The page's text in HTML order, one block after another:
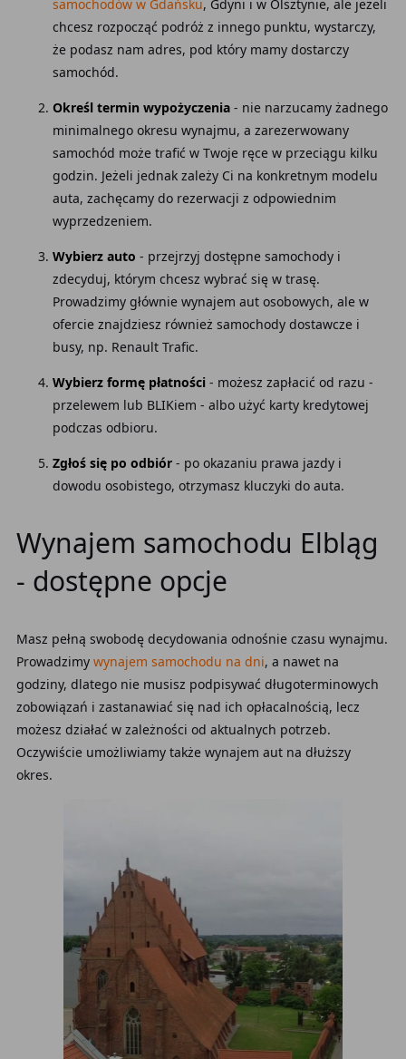
samochodów w Gdańsku, Gdyni i w Olsztynie, ale jeżeli
chcesz rozpocząć podróż z innego punktu, wystarczy,
że podasz nam adres, pod który mamy dostarczy
samochód.
Określ termin wypożyczenia - nie narzucamy żadnego
minimalnego okresu wynajmu, a zarezerwowany
samochód może trafić w Twoje ręce w przeciągu kilku
godzin. Jeżeli jednak zależy Ci na konkretnym modelu
auta, zachęcamy do rezerwacji z odpowiednim
wyprzedzeniem.
Wybierz auto - przejrzyj dostępne samochody i
zdecyduj, którym chcesz wybrać się w trasę.
Prowadzimy głównie wynajem aut osobowych, ale w
ofercie znajdziesz również samochody dostawcze i
busy, np. Renault Trafic.
Wybierz formę płatności - możesz zapłacić od razu -
przelewem lub BLIKiem - albo użyć karty kredytowej
podczas odbioru.
Zgłoś się po odbiór- po okazaniu prawa jazdy i
dowodu osobistego, otrzymasz kluczyki do auta.
Wynajem samochodu Elbląg
- dostępne opcje
Masz pełną swobodę decydowania odnośnie czasu wynajmu.
Prowadzimy wynajem samochodu na dni, a nawet na
godziny, dlatego nie musisz podpisywać długoterminowych
zobowiązań i zastanawiać się nad ich opłacalnością, lecz
możesz działać w zależności od aktualnych potrzeb.
Oczywiście umożliwiamy także wynajem aut na dłuższy
okres.